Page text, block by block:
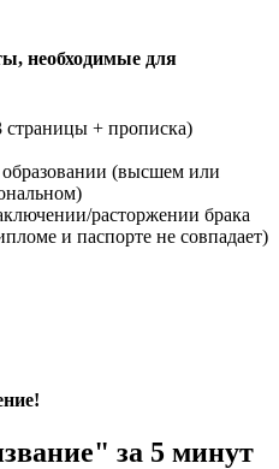
необходимые для
страницы + прописка)
(высшем или
расторжении брака
и паспорте не совпадает)
за 5 минут